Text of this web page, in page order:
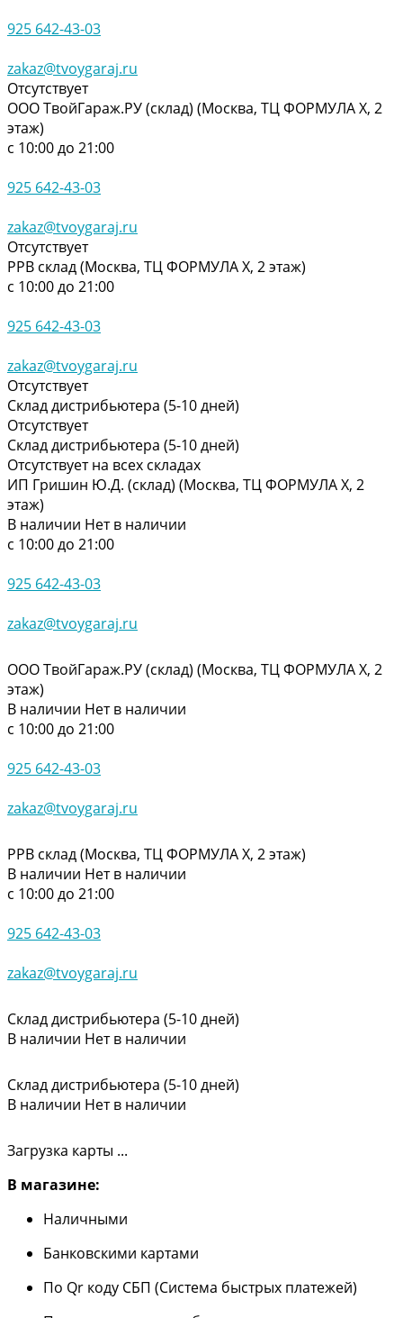
925 642-43-03
zakaz@tvoygaraj.ru
Отсутствует
ООО ТвойГараж.РУ (склад) (Москва, ТЦ ФОРМУЛА Х, 2
этаж)
с 10:00 до 21:00
925 642-43-03
zakaz@tvoygaraj.ru
Отсутствует
РРВ склад (Москва, ТЦ ФОРМУЛА Х, 2 этаж)
с 10:00 до 21:00
925 642-43-03
zakaz@tvoygaraj.ru
Отсутствует
Склад дистрибьютера (5-10 дней)
Отсутствует
Склад дистрибьютера (5-10 дней)
Отсутствует на всех складах
ИП Гришин Ю.Д. (склад) (Москва, ТЦ ФОРМУЛА Х, 2
этаж)
В наличии Нет в наличии
с 10:00 до 21:00
925 642-43-03
zakaz@tvoygaraj.ru
ООО ТвойГараж.РУ (склад) (Москва, ТЦ ФОРМУЛА Х, 2
этаж)
В наличии Нет в наличии
с 10:00 до 21:00
925 642-43-03
zakaz@tvoygaraj.ru
РРВ склад (Москва, ТЦ ФОРМУЛА Х, 2 этаж)
В наличии Нет в наличии
с 10:00 до 21:00
925 642-43-03
zakaz@tvoygaraj.ru
Склад дистрибьютера (5-10 дней)
В наличии Нет в наличии
Склад дистрибьютера (5-10 дней)
В наличии Нет в наличии
Загрузка карты ...
В магазине:
Наличными
Банковскими картами
По Qr коду СБП (Система быстрых платежей)